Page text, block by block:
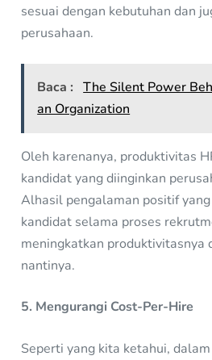
sesuai dengan kebutuhan dan
perusahaan.
Baca : The Silent Power
an Organization
Oleh karenanya, produktivitas
kandidat yang diinginkan
Alhasil pengalaman positif
kandidat selama proses
meningkatkan produktivitasnya
nantinya.
5. Mengurangi Cost-Per-Hire
Seperti yang kita ketahui,